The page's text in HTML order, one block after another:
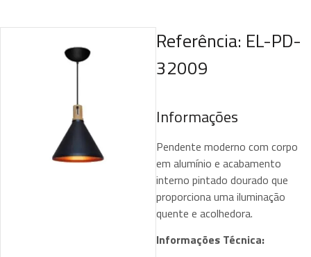
Referência: EL-PD-
32009
Informações
Pendente moderno com corpo
em alumínio e acabamento
interno pintado dourado que
proporciona uma iluminação
quente e acolhedora.
Informações Técnica: